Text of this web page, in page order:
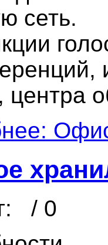
сеть.
центра
/ 0